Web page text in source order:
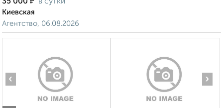
35 000
в сутки
Киевская
Агентство, 06.08.2026
‹ ›